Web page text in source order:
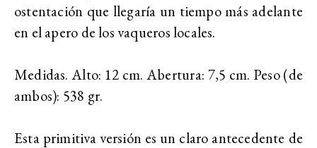
ostentación que llegaría un tiempo más adelante
en el apero de los vaqueros locales.
Medidas. Alto: 12 cm. Abertura: 7,5 cm. Peso (de
ambos): 538 gr.
Esta primitiva versión es un claro antecedente de